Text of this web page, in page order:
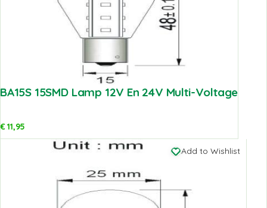
BA15S 15SMD Lamp 12V En 24V Multi-Voltage
€11,95
Add to Wishlist